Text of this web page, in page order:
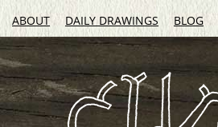
ABOUT DAILY DRAWINGS BLOG